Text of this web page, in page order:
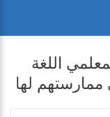
اللغة
ممارستهم لها